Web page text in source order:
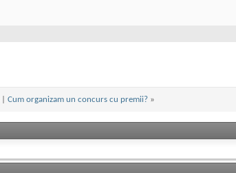
Cum organizam un concurs cu premii? »